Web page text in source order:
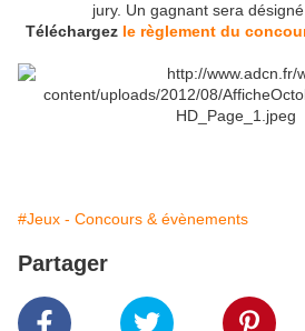
jury. Un gagnant sera
Téléchargez le règlement du
#Jeux - Concours & évènements
Partager